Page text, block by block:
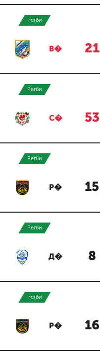
Регби
В� 21
Регби
С� 53
Регби
Р� 15
Регби
Д� 8
Регби
Р� 16